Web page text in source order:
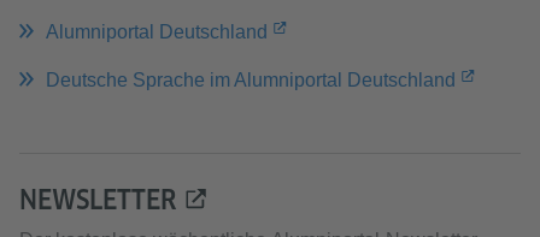
Alumniportal Deutschland
Deutsche Sprache im Alumniportal Deutschland
NEWSLETTER